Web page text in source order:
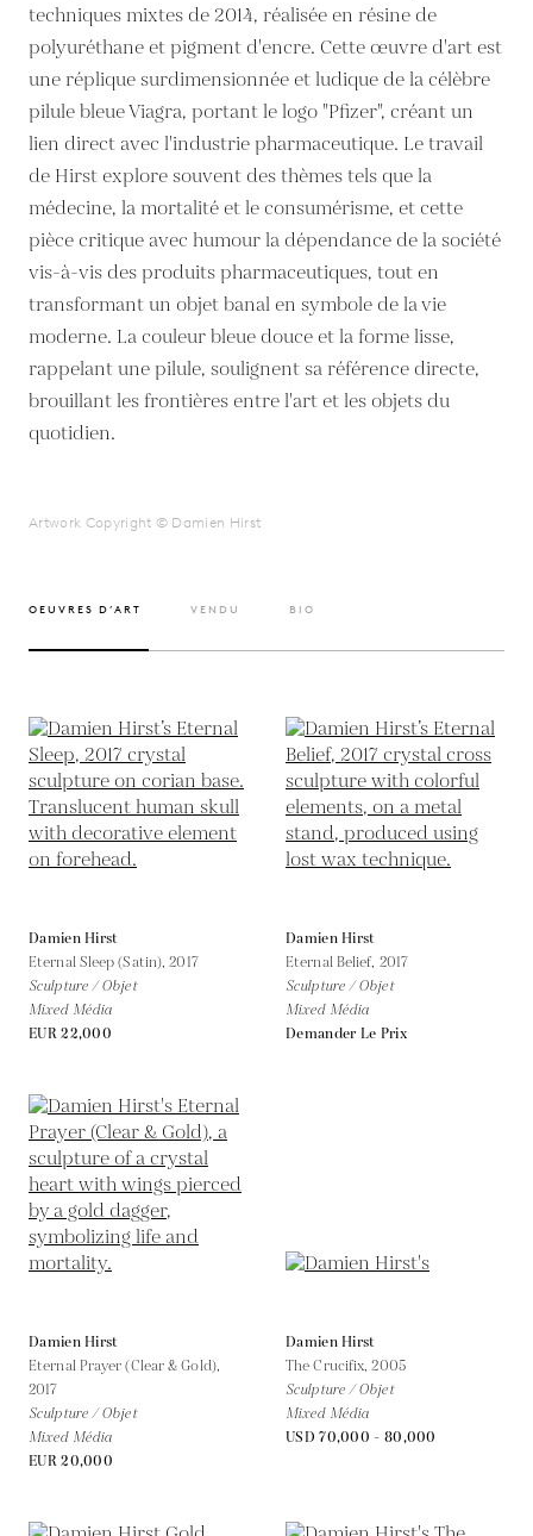
techniques mixtes de 2014, réalisée en résine de
polyuréthane et pigment d'encre. Cette œuvre d'art est
une réplique surdimensionnée et ludique de la célèbre
pilule bleue Viagra, portant le logo "Pfizer", créant un
lien direct avec l'industrie pharmaceutique. Le travail
de Hirst explore souvent des thèmes tels que la
médecine, la mortalité et le consumérisme, et cette
pièce critique avec humour la dépendance de la société
vis-à-vis des produits pharmaceutiques, tout en
transformant un objet banal en symbole de la vie
moderne. La couleur bleue douce et la forme lisse,
rappelant une pilule, soulignent sa référence directe,
brouillant les frontières entre l'art et les objets du
quotidien.
Artwork Copyright © Damien Hirst
OEUVRES D’ART VENDU BIO
Damien Hirst
Eternal Sleep (Satin),2017
Sculpture / Objet
Mixed Média
EUR 22,000
Damien Hirst
Eternal Belief, 2017
Sculpture / Objet
Mixed Média
Demander Le Prix
Damien Hirst
Eternal Prayer (Clear & Gold),
2017
Sculpture / Objet
Mixed Média
EUR 20,000
Damien Hirst
The Crucifix,2005
Sculpture / Objet
Mixed Média
USD 70,000 - 80,000